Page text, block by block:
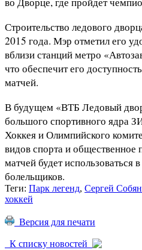
Строительство ледового
2015 года. Мэр отметил его
вблизи станций метро
что обеспечит его
матчей.
В будущем «ВТБ Ледовый
большого спортивного ядра
Хоккея и Олимпийского
видов спорта и общественное
матчей будет использоваться
болельщиков.
Теги: Парк легенд, Сергей
хоккей
Версия для печати
К списку новостей